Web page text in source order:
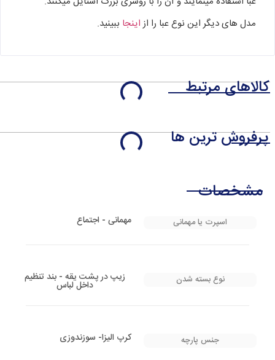
مدل های دیگر این نوع عبا را ازاینجا ببینید.
کالاهای مرتبط
پرفروش ترین ها
مشخصات
اسپرت یا مهمانی مهمانی - اجتماع
نوع بسته شدن زیپ در پشت یقه - بند تنظیم
داخل لباس
جنس پارچه کرپ الیزا- سوزندوزی